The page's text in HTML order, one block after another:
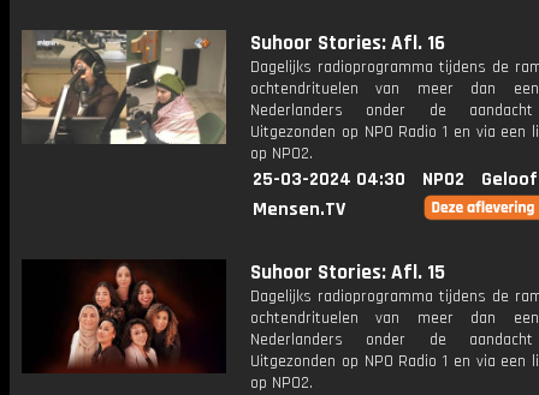
Suhoor Stories: Afl. 16
Dagelijks radioprogramma tijdens de
ochtendrituelen van meer dan
Nederlanders onder de
Uitgezonden op NPO Radio 1 en via een
op NPO2.
25-03-2024 04:30 NPO2
Mensen.TV
Suhoor Stories: Afl. 15
Dagelijks radioprogramma tijdens de
ochtendrituelen van meer dan
Nederlanders onder de
Uitgezonden op NPO Radio 1 en via een
op NPO2.